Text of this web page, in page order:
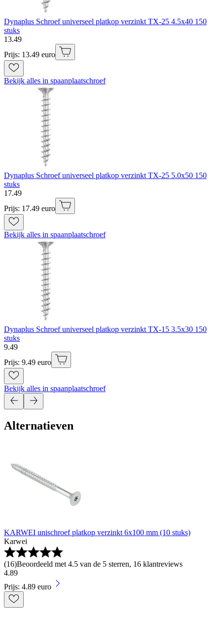
Dynaplus Schroef universeel platkop verzinkt TX-25 4.5x40 150
stuks
13.49
Prijs: 13.49 euro
Bekijk alles in spaanplaatschroef
Dynaplus Schroef universeel platkop verzinkt TX-25 5.0x50 150
stuks
17.49
Prijs: 17.49 euro
Bekijk alles in spaanplaatschroef
Dynaplus Schroef universeel platkop verzinkt TX-15 3.5x30 150
stuks
9.49
Prijs: 9.49 euro
Bekijk alles in spaanplaatschroef
Alternatieven
KARWEI unischroef platkop verzinkt 6x100 mm (10 stuks)
Karwei
(16)Beoordeeld met 4.5 van de 5 sterren, 16 klantreviews
4.89
Prijs: 4.89 euro